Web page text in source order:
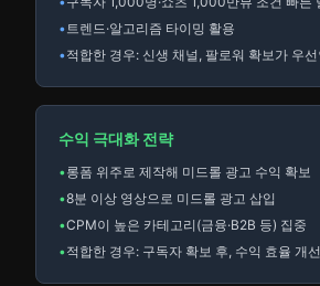
•트렌드·알고리즘 타이밍 활용
•적합한 경우: 신생 채널, 팔로워 확보가 우
수익 극대화 전략
•롱폼 위주로 제작해 미드롤 광고 수익 확보
•8분 이상 영상으로 미드롤 광고 삽입
•CPM이 높은 카테고리(금융·B2B 등) 집중
•적합한 경우: 구독자 확보 후, 수익 효율 개